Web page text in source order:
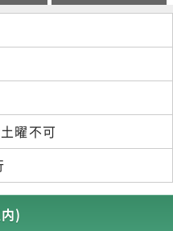
曜不可
)